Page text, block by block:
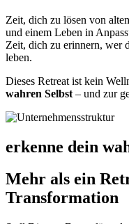
Zeit, dich zu lösen von
und einem Leben in
Zeit, dich zu erinnern, wer
leben.
Dieses Retreat ist kein
wahren Selbst – und zur
erkenne dein
Mehr als ein
Transformation